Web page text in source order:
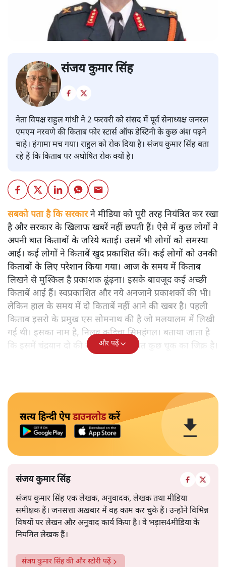
संजय कुमार सिंह
नेता विपक्ष राहुल गांधी ने 2 फरवरी को संसद में पूर्व सेनाध्यक्ष जनरल
एमएम नरवणे की किताब फोर स्टार्स ऑफ डेस्टिनी के कुछ अंश पढ़ने
चाहे। हंगामा मच गया। राहुल को रोक दिया है। संजय कुमार सिंह बता
रहे हैं कि किताब पर अघोषित रोक क्यों है।
सबको पता है कि सरकारने मीडिया को पूरी तरह नियंत्रित कर रखा
है और सरकार के खिलाफ खबरें नहीं छपती हैं। ऐसे में कुछ लोगों ने
अपनी बात किताबों के जरिये बताई। उसमें भी लोगों को समस्या
आई। कई लोगों ने किताबें खुद प्रकाशित कीं। कई लोगों को उनकी
किताबों के लिए परेशान किया गया। आज के समय में किताब
लिखने से मुश्किल है प्रकाशक ढूंढ़ना। इसके बावजूद कई अच्छी
किताबें आई हैं। स्वप्रकाशित और नये अनजाने प्रकाशकों की भी।
लेकिन हाल के समय में दो किताबें नहीं आने की खबर है। पहली
किताब इसरो के प्रमुख एस सोमनाथ की है जो मलयालम में लिखी
गई थी। इसका नाम है, निलवु कुडिचा सिमहंगल। बताया जाता है
कि इसमें चंद्रयान दो की नाकामी से संबंधित कुछ चूक का जिक्र है।
और पढ़ें
सत्य हिन्दी ऐपडाउनलोडकरें
संजय कुमार सिंह
संजय कुमार सिंह एक लेखक, अनुवादक, लेखक तथा मीडिया
समीक्षक हैं। जनसत्ता अख़बार में वह काम कर चुके हैं। उन्होंने विभिन्न
विषयों पर लेखन और अनुवाद कार्य किया है। वे भड़ास4मीडिया के
नियमित लेखक हैं।
संजय कुमार सिंहकी और स्टोरी पढ़ें